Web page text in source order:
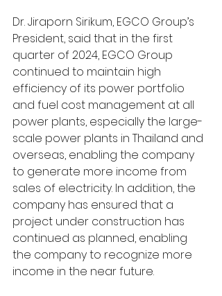
Dr. Jiraporn Sirikum, EGCO Group’s
President, said that in the first
quarter of 2024, EGCO Group
continued to maintain high
efficiency of its power portfolio
and fuel cost management at all
power plants, especially the large-
scale power plants in Thailand and
overseas, enabling the company
to generate more income from
sales of electricity. In addition, the
company has ensured that a
project under construction has
continued as planned, enabling
the company to recognize more
income in the near future.